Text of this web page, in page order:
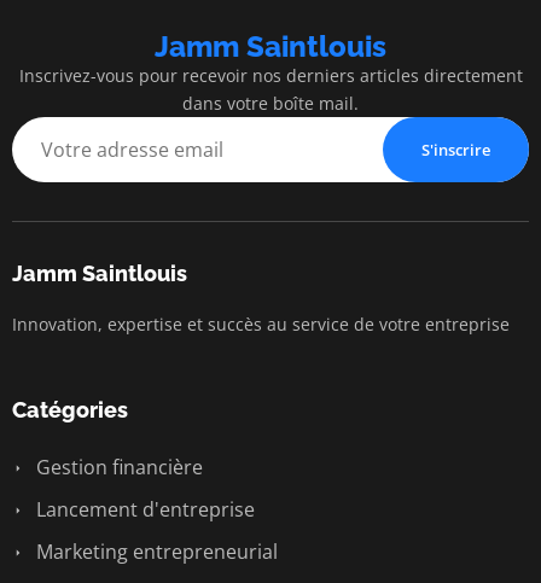
Jamm Saintlouis
Inscrivez-vous pour recevoir nos derniers articles directement
dans votre boîte mail.
S'inscrire
Jamm Saintlouis
Innovation, expertise et succès au service de votre entreprise
Catégories
Gestion financière
Lancement d'entreprise
Marketing entrepreneurial